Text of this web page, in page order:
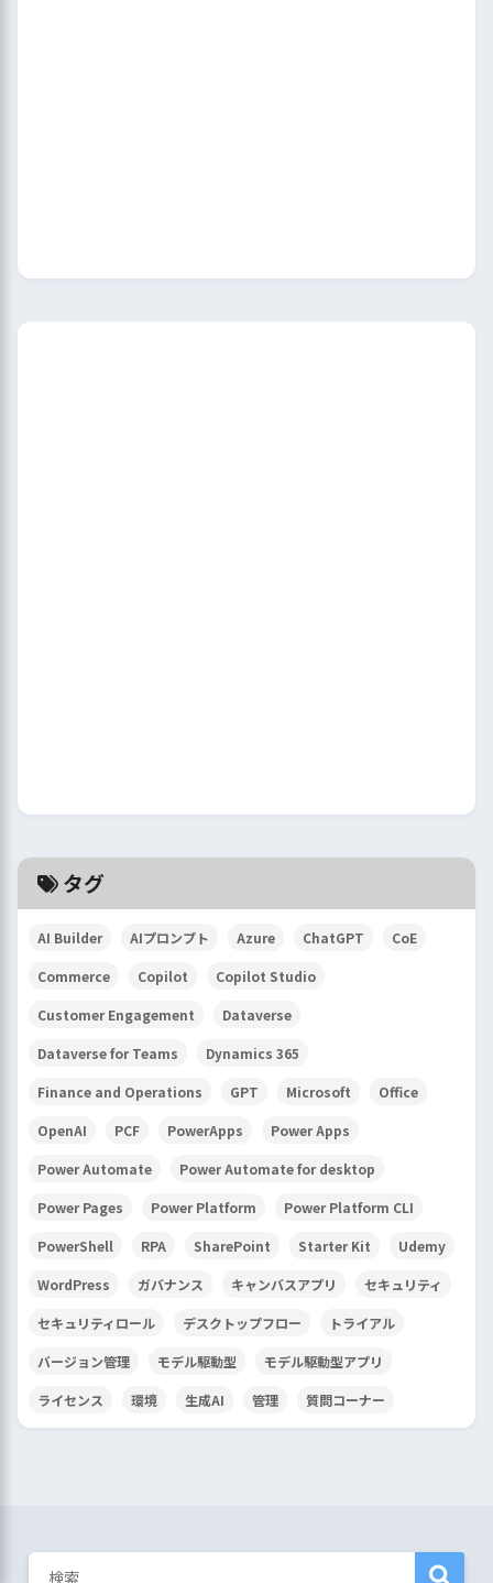
タグ
AI Builder AIプロンプト Azure ChatGPT CoE
Commerce Copilot Copilot Studio
Customer Engagement Dataverse
Dataverse for Teams Dynamics 365
Finance and Operations GPT Microsoft Office
OpenAI PCF PowerApps Power Apps
Power Automate Power Automate for desktop
Power Pages Power Platform Power Platform CLI
PowerShell RPA SharePoint Starter Kit Udemy
WordPress ガバナンス キャンバスアプリ セキュリティ
セキュリティロール デスクトップフロー トライアル
バージョン管理 モデル駆動型 モデル駆動型アプリ
ライセンス 環境 生成AI 管理 質問コーナー